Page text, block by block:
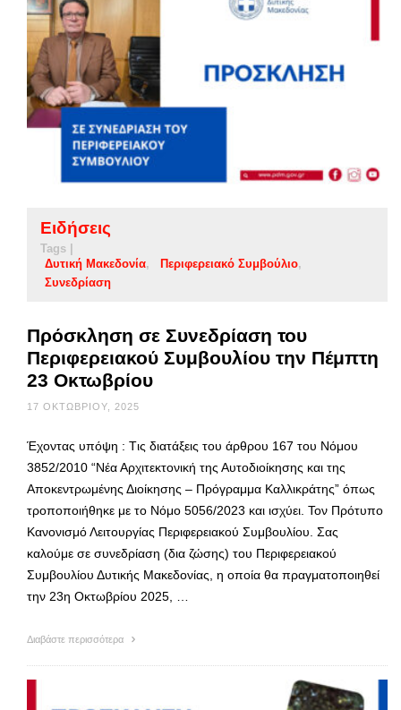
Ειδήσεις
Tags |
Δυτική Μακεδονία
Περιφερειακό Συμβούλιο
Συνεδρίαση
Πρόσκληση σε Συνεδρίαση του
Περιφερειακού Συμβουλίου την Πέμπτη
23 Οκτωβρίου
17 ΟΚΤΩΒΡΊΟΥ, 2025
Έχοντας υπόψη : Tις διατάξεις του άρθρου 167 του Νόμου
3852/2010 “Νέα Αρχιτεκτονική της Αυτοδιοίκησης και της
Αποκεντρωμένης Διοίκησης – Πρόγραμμα Καλλικράτης” όπως
τροποποιήθηκε με το Νόμο 5056/2023 και ισχύει. Τον Πρότυπο
Κανονισμό Λειτουργίας Περιφερειακού Συμβουλίου. Σας
καλούμε σε συνεδρίαση (δια ζώσης) του Περιφερειακού
Συμβουλίου Δυτικής Μακεδονίας, η οποία θα πραγματοποιηθεί
την 23η Οκτωβρίου 2025, …
Διαβάστε περισσότερα